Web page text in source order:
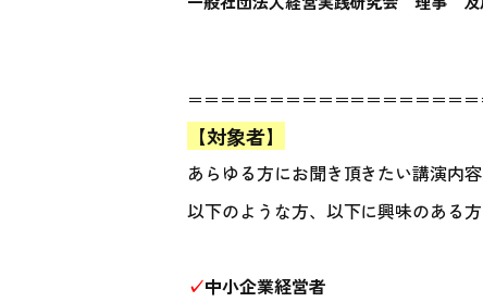
＝＝＝＝＝＝＝＝＝＝＝＝＝＝＝＝＝
【対象者】
あらゆる方にお聞き頂きたい講演内容
以下のような方、以下に興味のある
✓中小企業経営者